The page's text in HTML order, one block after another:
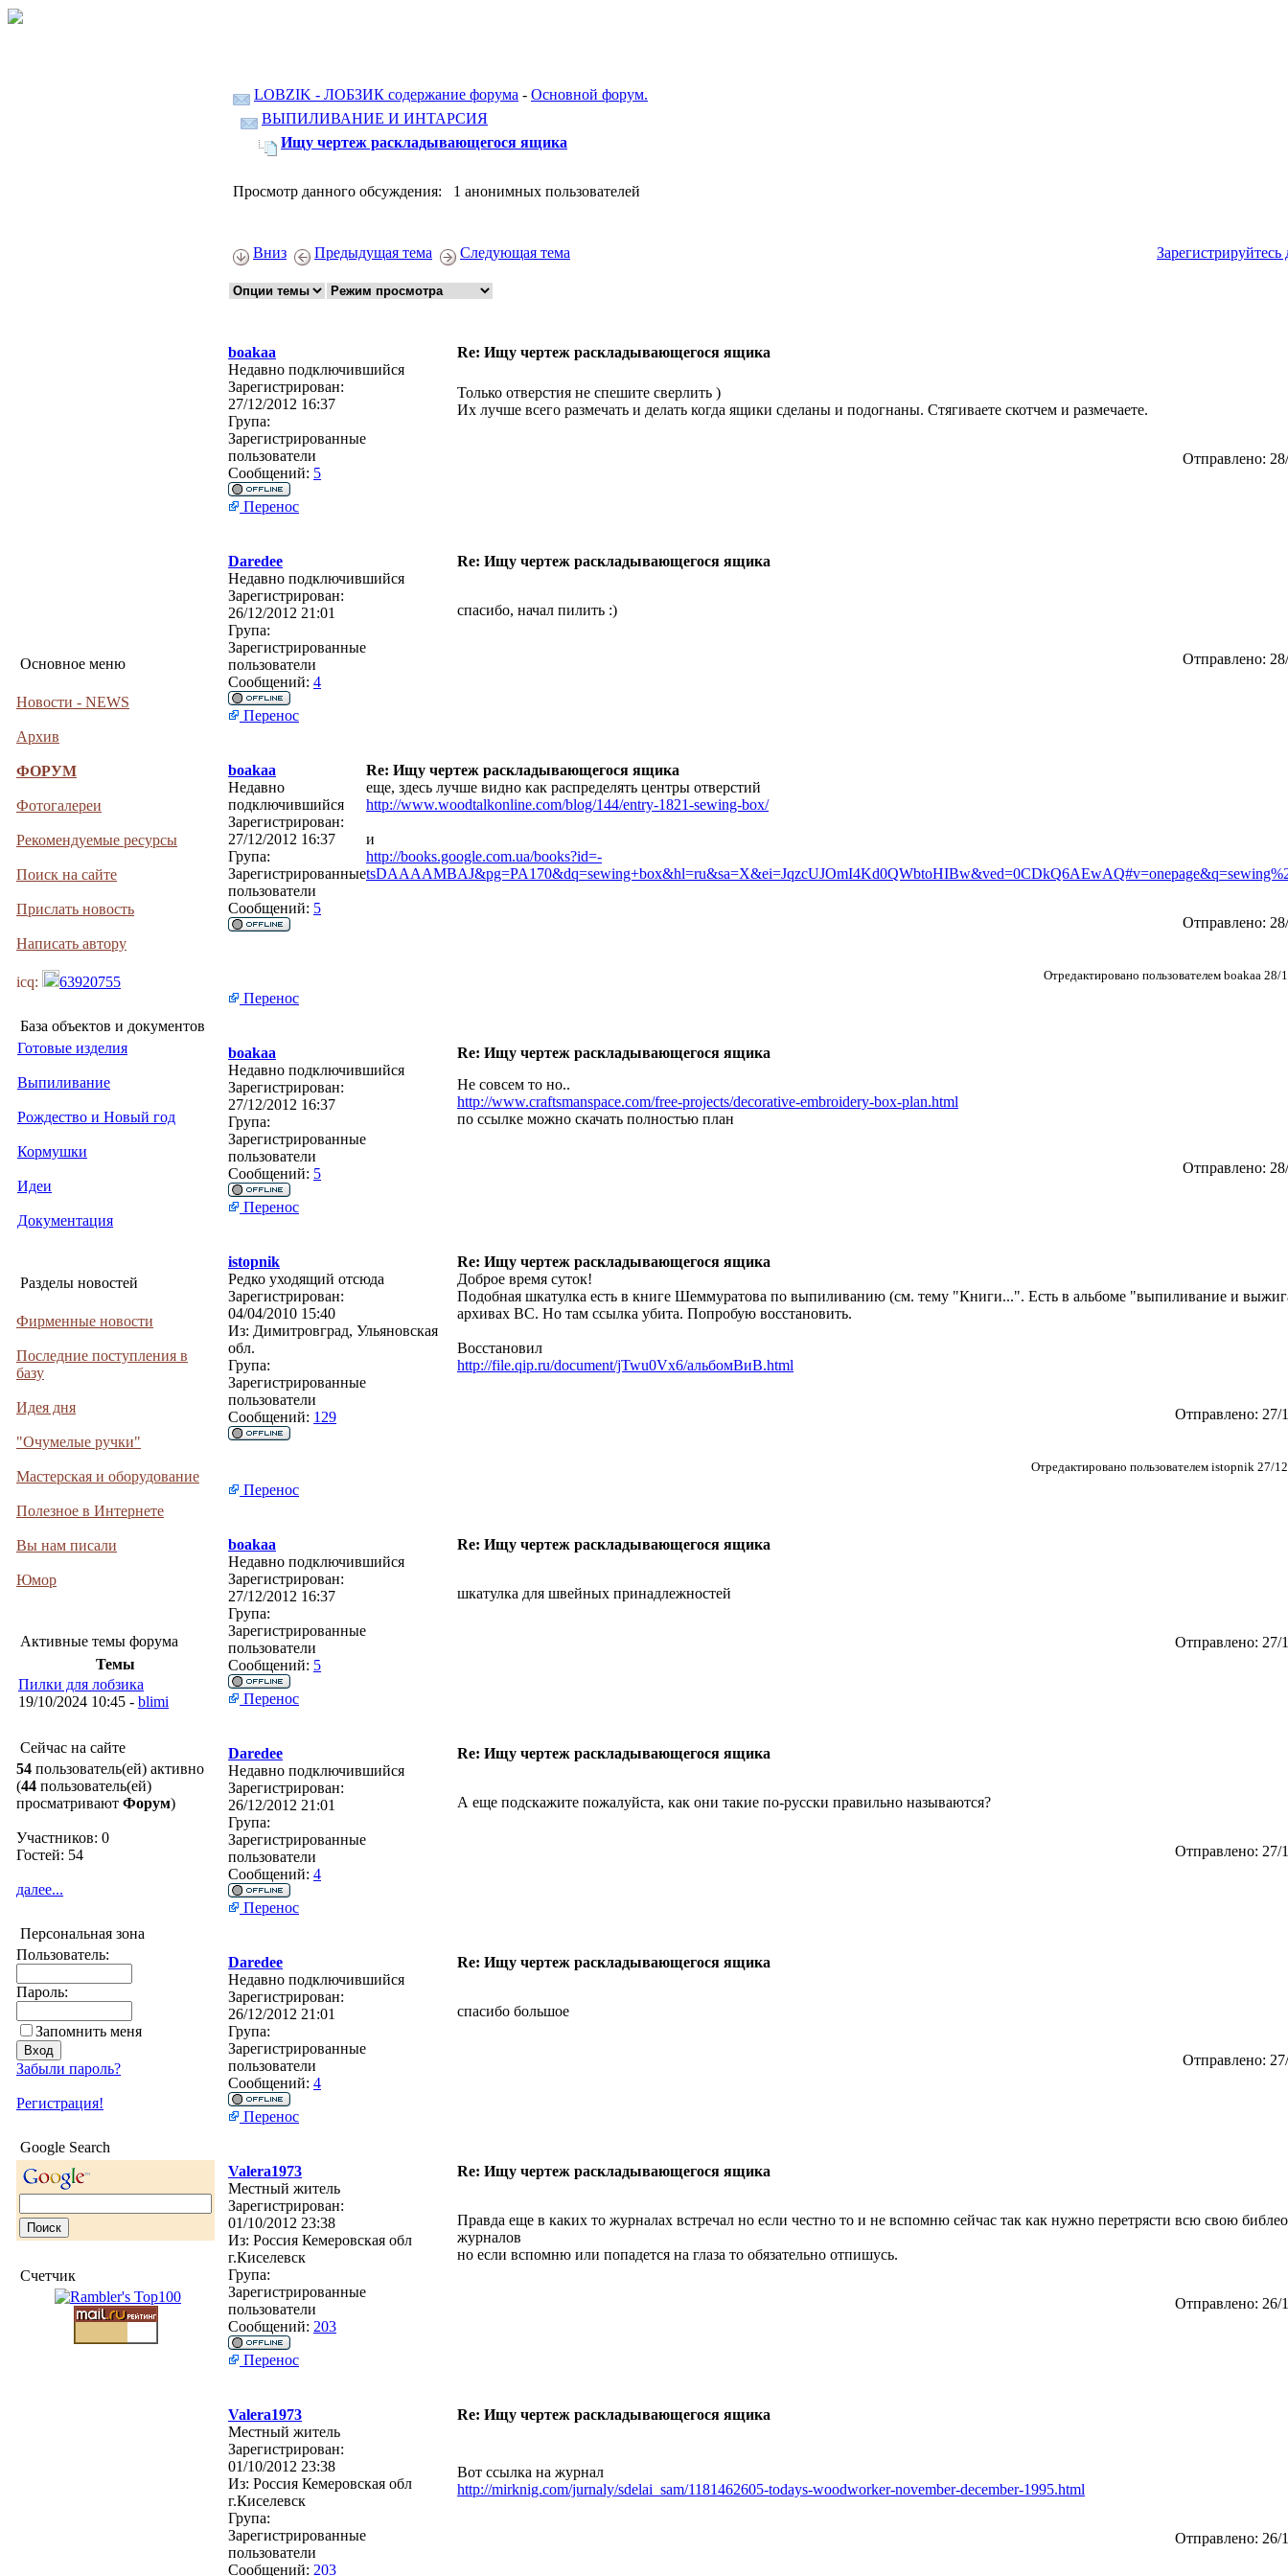
Основное меню
Новости - NEWS
Архив
ФОРУМ
Фотогалереи
Рекомендуемые ресурсы
Поиск на сайте
Прислать новость
Написать автору
icq: 63920755
База объектов и документов
Готовые изделия
Выпиливание
Рождество и Новый год
Кормушки
Идеи
Документация
Разделы новостей
Фирменные новости
Последние поступления в
базу
Идея дня
"Очумелые ручки"
Мастерская и оборудование
Полезное в Интернете
Вы нам писали
Юмор
Активные темы форума
Темы
Пилки для лобзика
19/10/2024 10:45 - blimi
Сейчас на сайте
54 пользователь(ей) активно
(44 пользователь(ей)
просматривают Форум)
Участников: 0
Гостей: 54
далее...
Персональная зона
Пользователь:
Пароль:
Запомнить меня
Забыли пароль?
Регистрация!
Google Search
Счетчик
LOBZIK - ЛОБЗИК содержание форума - Основной форум.
ВЫПИЛИВАНИЕ И ИНТАРСИЯ
Ищу чертеж раскладывающегося ящика
Просмотр данного обсуждения: 1 анонимных пользователей
Вниз Предыдущая тема Следующая тема Зарегистрируйтесь
boakaa
Re: Ищу чертеж раскладывающегося ящика
Недавно подключившийся
Зарегистрирован:
27/12/2012 16:37
Група:
Зарегистрированные
пользователи
Сообщений: 5
Только отверстия не спешите сверлить )
Их лучше всего размечать и делать когда ящики сделаны и подогнаны. Стягиваете скотчем и размечаете.
Отправлено:
Перенос
Daredee
Re: Ищу чертеж раскладывающегося ящика
Недавно подключившийся
Зарегистрирован:
26/12/2012 21:01
Група:
Зарегистрированные
пользователи
Сообщений: 4
спасибо, начал пилить :)
Отправлено:
Перенос
boakaa
Re: Ищу чертеж раскладывающегося ящика
Недавно
подключившийся
Зарегистрирован:
27/12/2012 16:37
Група:
Зарегистрированные
пользователи
Сообщений: 5
еще, здесь лучше видно как распределять центры отверстий
http://www.woodtalkonline.com/blog/144/entry-1821-sewing-box/
и
http://books.google.com.ua/books?id=-
Отправлено:
Отредактировано пользователем boakaa
Перенос
boakaa
Re: Ищу чертеж раскладывающегося ящика
Недавно подключившийся
Зарегистрирован:
27/12/2012 16:37
Група:
Зарегистрированные
пользователи
Сообщений: 5
Не совсем то но..
http://www.craftsmanspace.com/free-projects/decorative-embroidery-box-plan.html
по ссылке можно скачать полностью план
Отправлено:
Перенос
istopnik
Re: Ищу чертеж раскладывающегося ящика
Редко уходящий отсюда
Зарегистрирован:
04/04/2010 15:40
Из: Димитровград, Ульяновская
обл.
Група:
Зарегистрированные
пользователи
Сообщений: 129
Доброе время суток!
Подобная шкатулка есть в книге Шеммуратова по выпиливанию (см. тему "Книги...". Есть в альбоме "выпиливание и
архивах ВС. Но там ссылка убита. Попробую восстановить.
Восстановил
http://file.qip.ru/document/jTwu0Vx6/альбомВиВ.html
Отправлено: 27/
Отредактировано пользователем istopnik 27/
Перенос
boakaa
Re: Ищу чертеж раскладывающегося ящика
Недавно подключившийся
Зарегистрирован:
27/12/2012 16:37
Група:
Зарегистрированные
пользователи
Сообщений: 5
шкатулка для швейных принадлежностей
Отправлено: 27/
Перенос
Daredee
Re: Ищу чертеж раскладывающегося ящика
Недавно подключившийся
Зарегистрирован:
26/12/2012 21:01
Група:
Зарегистрированные
пользователи
Сообщений: 4
А еще подскажите пожалуйста, как они такие по-русски правильно называются?
Отправлено: 27/
Перенос
Daredee
Re: Ищу чертеж раскладывающегося ящика
Недавно подключившийся
Зарегистрирован:
26/12/2012 21:01
Група:
Зарегистрированные
пользователи
Сообщений: 4
спасибо большое
Отправлено:
Перенос
Valera1973
Re: Ищу чертеж раскладывающегося ящика
Местный житель
Зарегистрирован:
01/10/2012 23:38
Из: Россия Кемеровская обл
г.Киселевск
Група:
Зарегистрированные
пользователи
Сообщений: 203
Правда еще в каких то журналах встречал но если честно то и не вспомню сейчас так как нужно перетрясти всю свою
журналов
но если вспомню или попадется на глаза то обязательно отпишусь.
Отправлено: 26/
Перенос
Valera1973
Re: Ищу чертеж раскладывающегося ящика
Местный житель
Зарегистрирован:
01/10/2012 23:38
Из: Россия Кемеровская обл
г.Киселевск
Група:
Зарегистрированные
пользователи
Сообщений: 203
Вот ссылка на журнал
http://mirknig.com/jurnaly/sdelai_sam/1181462605-todays-woodworker-november-december-1995.html
Отправлено: 26/